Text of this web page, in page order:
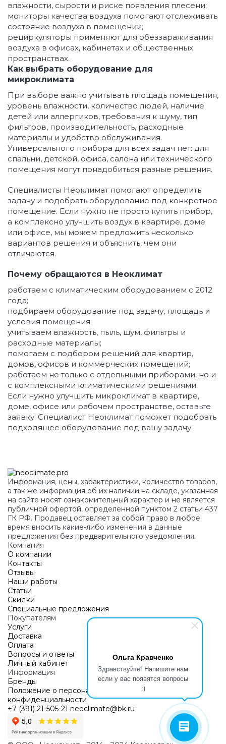
Ольга Кравченко
Здравствуйте! Напишите нам
если у вас появятся вопросы
:)
влажности, сырости и риске появления плесени;
мониторы качества воздуха помогают отслеживать
состояние воздуха в помещении;
рециркуляторы применяют для обеззараживания
воздуха в офисах, кабинетах и общественных
пространствах.
Как выбрать оборудование для
микроклимата
При выборе важно учитывать площадь помещения,
уровень влажности, количество людей, наличие
детей или аллергиков, требования к шуму, тип
фильтров, производительность, расходные
материалы и удобство обслуживания.
Универсального прибора для всех задач нет: для
спальни, детской, офиса, салона или технического
помещения могут понадобиться разные решения.
Специалисты Неоклимат помогают определить
задачу и подобрать оборудование под конкретное
помещение. Если нужно не просто купить прибор,
а комплексно улучшить воздух в квартире, доме
или офисе, мы можем предложить несколько
вариантов решения и объяснить, чем они
отличаются.
Почему обращаются в Неоклимат
работаем с климатическим оборудованием с 2012
года;
подбираем оборудование под задачу, площадь и
условия помещения;
учитываем влажность, пыль, шум, фильтры и
расходные материалы;
помогаем с подбором решений для квартир,
домов, офисов и коммерческих помещений;
работаем не только с отдельными приборами, но и
с комплексными климатическими решениями.
Если нужно улучшить микроклимат в квартире,
доме, офисе или рабочем пространстве, оставьте
заявку. Специалист Неоклимат поможет подобрать
подходящее оборудование под вашу задачу.
Информация, цены, характеристики, количество товаров,
а так же информация об их наличии на складе, указанная
на сайте носят ознакомительный характер и не является
публичной офертой, определенной пунктом 2 статьи 437
ГК РФ. Продавец оставляет за собой право в любое
время вносить какие-либо изменения в данные
предложения без предварительного уведомления.
Компания
О компании
Контакты
Отзывы
Наши работы
Статьи
Скидки
Специальные предложения
Покупателям
Услуги
Доставка
Оплата
Вопросы и ответы
Личный кабинет
Информация
Бренды
Положение о персональных данных
конфиденциальности
+7 (391) 21-505-21 neoclimate@bk.ru